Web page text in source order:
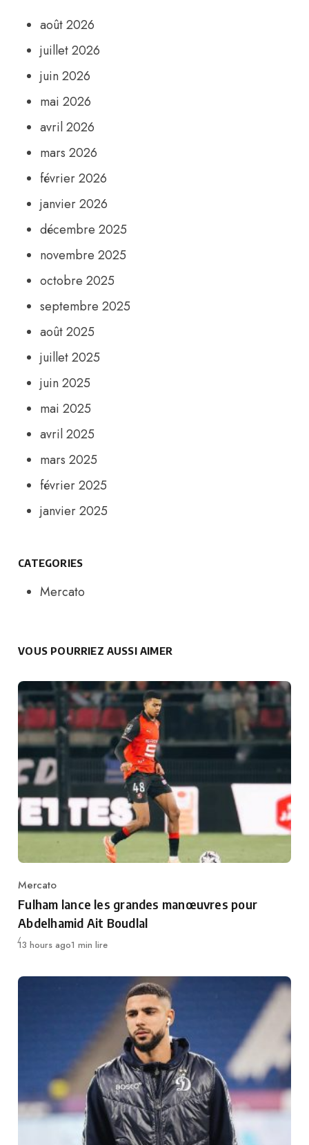
août 2026
juillet 2026
juin 2026
mai 2026
avril 2026
mars 2026
février 2026
janvier 2026
décembre 2025
novembre 2025
octobre 2025
septembre 2025
août 2025
juillet 2025
juin 2025
mai 2025
avril 2025
mars 2025
février 2025
janvier 2025
CATEGORIES
Mercato
VOUS POURRIEZ AUSSI AIMER
Category
Mercato
Fulham lance les grandes manœuvres pour
Abdelhamid Ait Boudlal
Publié
13 hours ago1 min lire